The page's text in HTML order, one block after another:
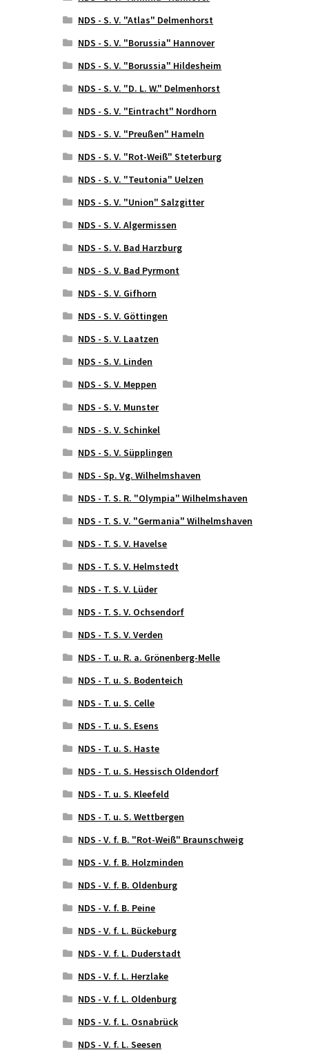
NDS - S. V. "Atlas" Delmenhorst
NDS - S. V. "Borussia" Hannover
NDS - S. V. "Borussia" Hildesheim
NDS - S. V. "D. L. W." Delmenhorst
NDS - S. V. "Eintracht" Nordhorn
NDS - S. V. "Preußen" Hameln
NDS - S. V. "Rot-Weiß" Steterburg
NDS - S. V. "Teutonia" Uelzen
NDS - S. V. "Union" Salzgitter
NDS - S. V. Algermissen
NDS - S. V. Bad Harzburg
NDS - S. V. Bad Pyrmont
NDS - S. V. Gifhorn
NDS - S. V. Göttingen
NDS - S. V. Laatzen
NDS - S. V. Linden
NDS - S. V. Meppen
NDS - S. V. Munster
NDS - S. V. Schinkel
NDS - S. V. Süpplingen
NDS - Sp. Vg. Wilhelmshaven
NDS - T. S. R. "Olympia" Wilhelmshaven
NDS - T. S. V. "Germania" Wilhelmshaven
NDS - T. S. V. Havelse
NDS - T. S. V. Helmstedt
NDS - T. S. V. Lüder
NDS - T. S. V. Ochsendorf
NDS - T. S. V. Verden
NDS - T. u. R. a. Grönenberg-Melle
NDS - T. u. S. Bodenteich
NDS - T. u. S. Celle
NDS - T. u. S. Esens
NDS - T. u. S. Haste
NDS - T. u. S. Hessisch Oldendorf
NDS - T. u. S. Kleefeld
NDS - T. u. S. Wettbergen
NDS - V. f. B. "Rot-Weiß" Braunschweig
NDS - V. f. B. Holzminden
NDS - V. f. B. Oldenburg
NDS - V. f. B. Peine
NDS - V. f. L. Bückeburg
NDS - V. f. L. Duderstadt
NDS - V. f. L. Herzlake
NDS - V. f. L. Oldenburg
NDS - V. f. L. Osnabrück
NDS - V. f. L. Seesen